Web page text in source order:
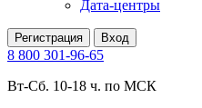
Дата-центры
Регистрация Вход
8 800 301-96-65
Вт-Сб. 10-18 ч. по МСК